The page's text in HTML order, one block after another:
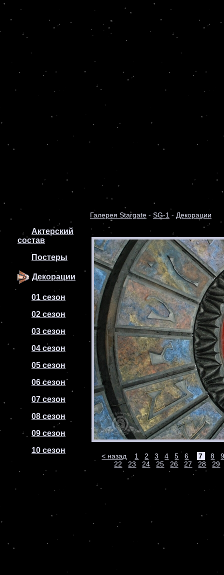
Актерский
состав
Постеры
Декорации
01 сезон
02 сезон
03 сезон
04 сезон
05 сезон
06 сезон
07 сезон
08 сезон
09 сезон
10 сезон
Галерея Stargate - SG-1 - Декорации
< назад 1 2 3 4 5 6 7 8
22
23 24 25 26 27 28 29